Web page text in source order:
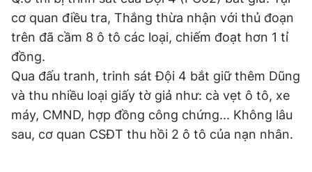
Theo dõi báo trên
Hotline
0906 645 777
Liên hệ quảng cáo
0908 780 404
Đặt báo Quảng cáo RSS Tòa soạn Chính sách bảo
cơ quan điều tra, Thắng thừa nhận với thủ đoạn
trên đã cầm 8 ô tô các loại, chiếm đoạt hơn 1 tỉ
đồng.
Qua đấu tranh, trinh sát Đội 4 bắt giữ thêm Dũng
và thu nhiều loại giấy tờ giả như: cà vẹt ô tô, xe
máy, CMND, hợp đồng công chứng... Không lâu
sau, cơ quan CSĐT thu hồi 2 ô tô của nạn nhân.